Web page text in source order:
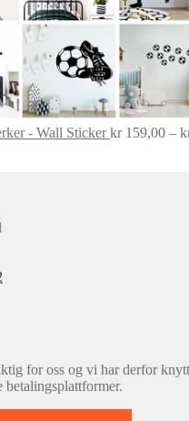
- Wall Sticker kr159,00 –
for oss og vi har derfor
betalingsplattformer.